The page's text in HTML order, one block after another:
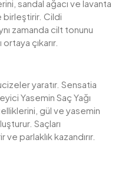
sandal ağacı ve lavanta
birleştirir. Cildi
zamanda cilt tonunu
çıkarır.
yaratır. Sensatia
Yasemin Saç Yağı
gül ve yasemin
Saçları
parlaklık kazandırır.